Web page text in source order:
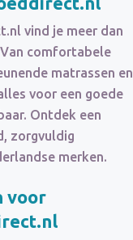
vind je meer dan
comfortabele
matrassen en
voor een goede
Ontdek een
zorgvuldig
merken.
voor